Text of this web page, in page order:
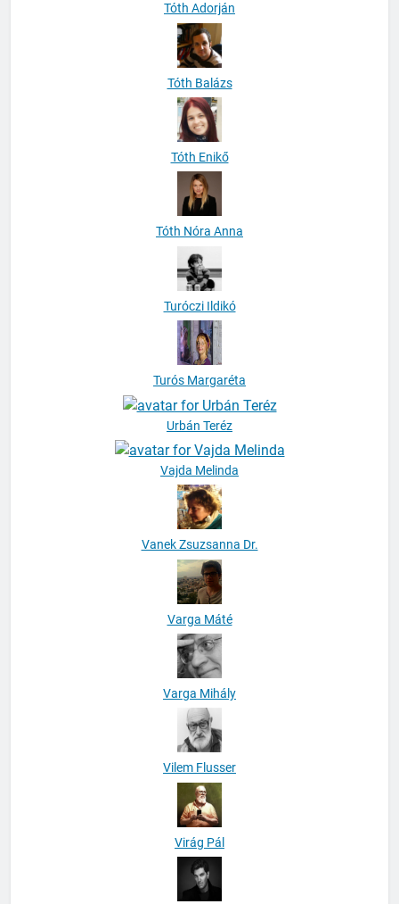
Tóth Adorján
Tóth Balázs
Tóth Enikő
Tóth Nóra Anna
Turóczi Ildikó
Turós Margaréta
Urbán Teréz
Vajda Melinda
Vanek Zsuzsanna Dr.
Varga Máté
Varga Mihály
Vilem Flusser
Virág Pál